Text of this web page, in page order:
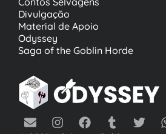
Divulgação
Material de Apoio
Odyssey
Saga of the Goblin Horde